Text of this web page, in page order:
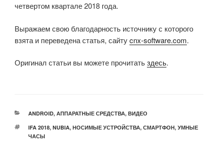
четвертом квартале 2018 года.
Выражаем свою благодарность источнику с которого
взята и переведена статья, сайтуcnx-software.com.
Оригинал статьи вы можете прочитатьздесь.
РУБРИКИ
ANDROID, АППАРАТНЫЕ СРЕДСТВА, ВИДЕО
МЕТКИ
IFA 2018, NUBIA, НОСИМЫЕ УСТРОЙСТВА, СМАРТФОН, УМНЫЕ
ЧАСЫ